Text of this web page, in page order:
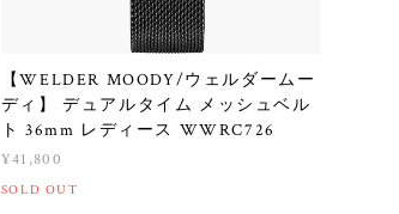
【WELDER MOODY/ウェルダームー
ディ】 デュアルタイム メッシュベル
ト 36mm レディース WWRC726
¥41,800
SOLD OUT